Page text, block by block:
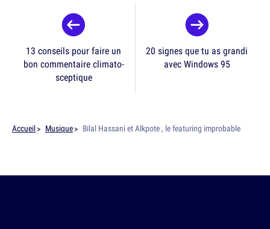
13 conseils pour faire un
bon commentaire climato-
sceptique
20 signes que tu as grandi
avec Windows 95
Accueil Musique Bilal Hassani et Alkpote , le featuring improbable